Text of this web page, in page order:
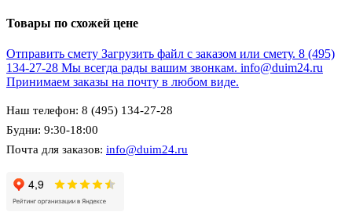
Товары по схожей цене
Отправить смету Загрузить файл с заказом или смету. 8 (495)
134-27-28 Мы всегда рады вашим звонкам. info@duim24.ru
Принимаем заказы на почту в любом виде.
Наш телефон: 8 (495) 134-27-28
Будни: 9:30-18:00
Почта для заказов: info@duim24.ru